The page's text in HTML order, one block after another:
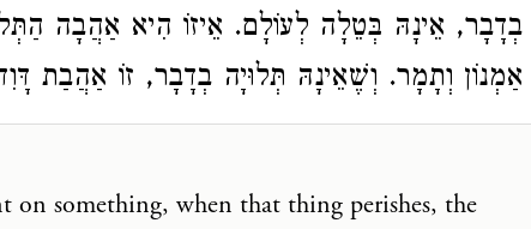
בְדָבָר, אֵינָהּ בְּטֵלָה לְעוֹלָם. אֵיזוֹ הִיא אַהֲבָה
אַמְנוֹן וְתָמָר. וְשֶׁאֵינָהּ תְּלוּיָה בְדָבָר, זוֹ אַהֲבַת דָּוִד
on something, when that thing perishes, the